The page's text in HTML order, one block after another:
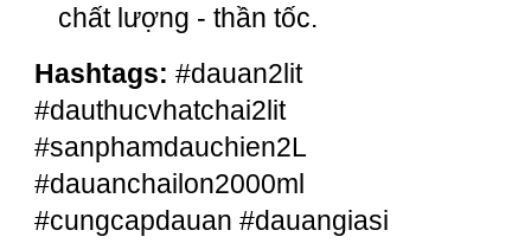
chất lượng - thần tốc.
Hashtags: #dauan2lit
#dauthucvhatchai2lit
#sanphamdauchien2L
#dauanchailon2000ml
#cungcapdauan #dauangiasi